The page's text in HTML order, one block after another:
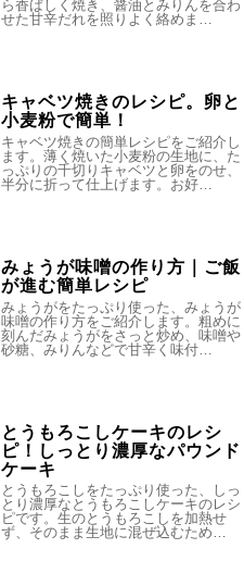
ら香ばしく焼き、醤油とみりんを合わ
せた甘辛だれを照りよく絡めま…
キャベツ焼きのレシピ。卵と
小麦粉で簡単！
キャベツ焼きの簡単レシピをご紹介し
ます。薄く焼いた小麦粉の生地に、た
っぷりの千切りキャベツと卵をのせ、
半分に折って仕上げます。お好…
みょうが味噌の作り方｜ご飯
が進む簡単レシピ
みょうがをたっぷり使った、みょうが
味噌の作り方をご紹介します。粗めに
刻んだみょうがをさっと炒め、味噌や
砂糖、みりんなどで甘辛く味付…
とうもろこしケーキのレシ
ピ！しっとり濃厚なパウンド
ケーキ
とうもろこしをたっぷり使った、しっ
とり濃厚なとうもろこしケーキのレシ
ピです。生のとうもろこしを加熱せ
ず、そのまま生地に混ぜ込むため…